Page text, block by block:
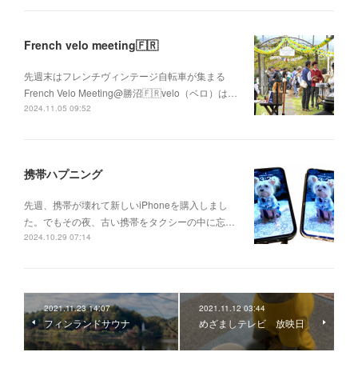
French velo meeting🇫🇷
先週末はフレンチヴィンテージ自転車が集まる
French Velo Meeting@勝沼🇫🇷velo（ベロ）は…
2024.11.05 09:52
携帯ハプニング
先週、携帯が壊れて新しいiPhoneを購入しまし
た。でもその夜、古い携帯をタクシーの中に忘…
2024.10.29 07:14
2021.11.23 14:07
フィンランドサウナ
2021.11.12 03:44
めざましテレビ 放映日